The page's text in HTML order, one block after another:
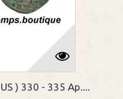
) 330 - 335 Ap....